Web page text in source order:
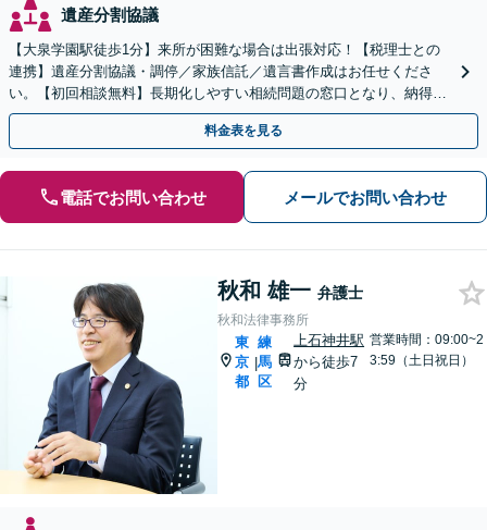
遺産分割協議
【大泉学園駅徒歩1分】来所が困難な場合は出張対応！【税理士との
連携】遺産分割協議・調停／家族信託／遺言書作成はお任せくださ
い。【初回相談無料】長期化しやすい相続問題の窓口となり、納得で
きる解決策をご提案します。【休日・夜間対応可】
料金表を見る
電話でお問い合わせ メールでお問い合わせ
秋和 雄一 弁護士
秋和法律事務所
東
京
都
|
練
馬
区
上石神井駅
から徒歩7
分
営業時間：09:00~2
3:59（土日祝日）